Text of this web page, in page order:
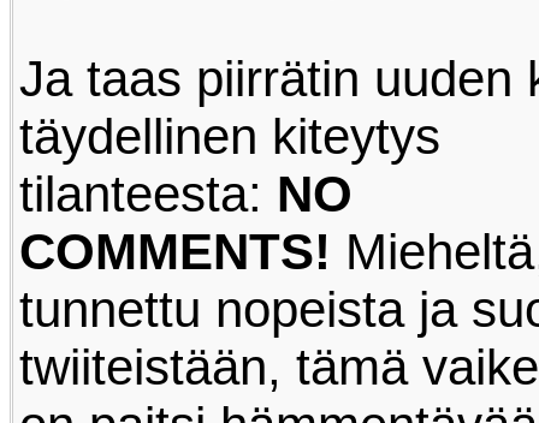
Ja taas piirrätin uuden
täydellinen kiteytys
tilanteesta: NO
COMMENTS!
tunnettu nopeista ja
twiiteistään, tämä